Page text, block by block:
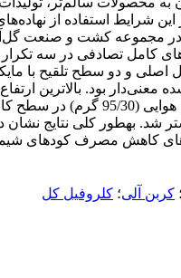
شرایط استفاده از
در مجموعه کشت و صنعت
کامل تصادفی در سه تکرار
اصلی و دو سطح تلقیح با
تر)، وزن تر ریشه (56/19
شد. بهطور کلی نتایج نشان
کاهش مصرف کودهای
؛ کربن آلی؛ کلروفیل کل